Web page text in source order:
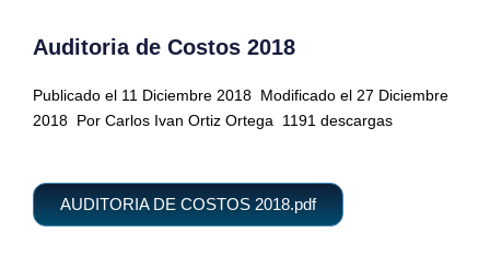
Auditoria de Costos 2018
Publicado el 11 Diciembre 2018 Modificado el 27 Diciembre
2018 Por Carlos Ivan Ortiz Ortega 1191 descargas
AUDITORIA DE COSTOS 2018.pdf